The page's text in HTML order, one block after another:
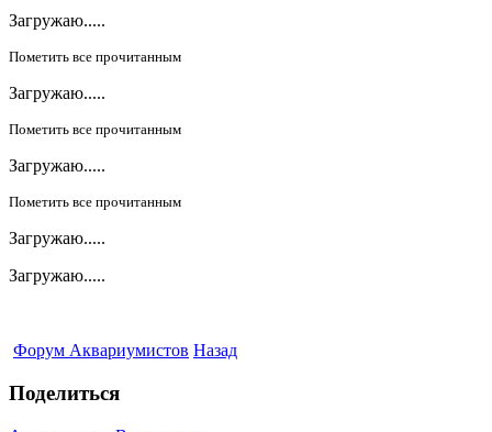
Загружаю.....
Пометить все прочитанным
Загружаю.....
Пометить все прочитанным
Загружаю.....
Пометить все прочитанным
Загружаю.....
Загружаю.....
Форум Аквариумистов Назад
Поделиться